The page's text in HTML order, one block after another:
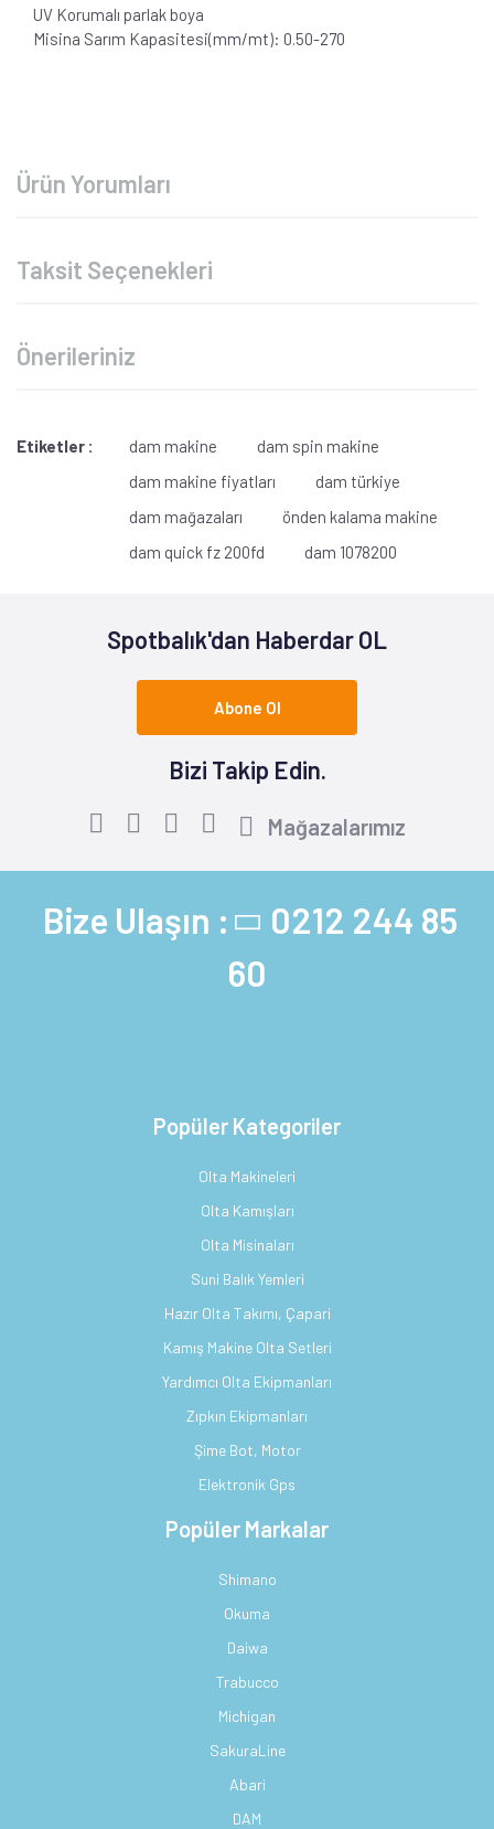
UV Korumalı parlak boya
Misina Sarım Kapasitesi(mm/mt): 0.50-270
Ürün Yorumları
Taksit Seçenekleri
Önerileriniz
Etiketler : dam makine
dam spin makine
dam makine fiyatları
dam türkiye
dam mağazaları
önden kalama makine
dam quick fz 200fd
dam 1078200
Spotbalık'dan Haberdar OL
Abone Ol
Bizi Takip Edin.
Mağazalarımız
Bize Ulaşın : 0212 244 85
60
Popüler Kategoriler
Olta Makineleri
Olta Kamışları
Olta Misinaları
Suni Balık Yemleri
Hazır Olta Takımı, Çapari
Kamış Makine Olta Setleri
Yardımcı Olta Ekipmanları
Zıpkın Ekipmanları
Şime Bot, Motor
Elektronik Gps
Popüler Markalar
Shimano
Okuma
Daiwa
Trabucco
Michigan
SakuraLine
Abari
DAM